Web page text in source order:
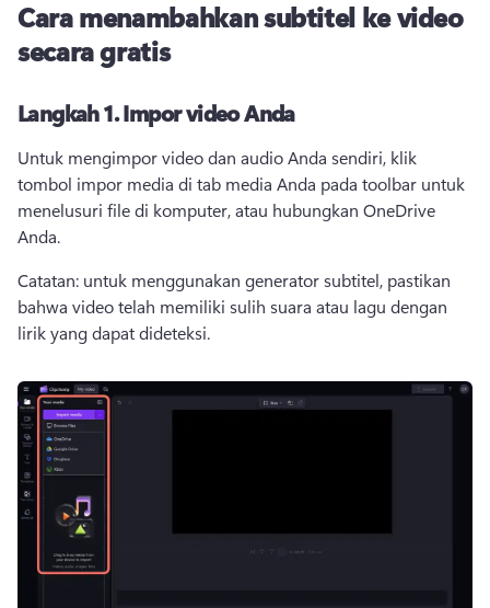
Cara menambahkan subtitel ke video
secara gratis
Langkah 1.Impor video Anda
Untuk mengimpor video dan audio Anda sendiri, klik
tombol impor media di tab media Anda pada toolbar untuk
menelusuri file di komputer, atau hubungkan OneDrive
Anda.
Catatan: untuk menggunakan generator subtitel, pastikan
bahwa video telah memiliki sulih suara atau lagu dengan
lirik yang dapat dideteksi.